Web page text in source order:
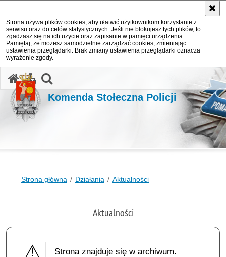
Strona używa plików cookies, aby ułatwić użytkownikom korzystanie z
serwisu oraz do celów statystycznych. Jeśli nie blokujesz tych plików, to
zgadzasz się na ich użycie oraz zapisanie w pamięci urządzenia.
Pamiętaj, że możesz samodzielnie zarządzać cookies, zmieniając
ustawienia przeglądarki. Brak zmiany ustawienia przeglądarki oznacza
wyrażenie zgody.
Komenda Stołeczna Policji
Strona główna Działania Aktualności
Aktualności
Strona znajduje się w archiwum.